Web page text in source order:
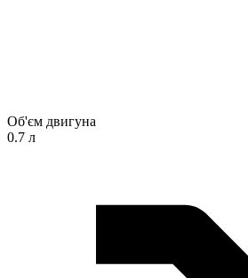
Об'єм двигуна
0.7 л